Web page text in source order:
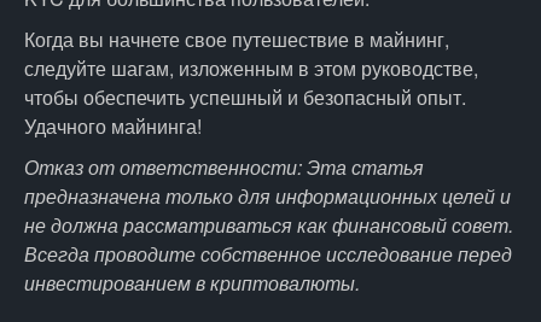
Когда вы начнете свое путешествие в майнинг,
следуйте шагам, изложенным в этом руководстве,
чтобы обеспечить успешный и безопасный опыт.
Удачного майнинга!
Отказ от ответственности: Эта статья
предназначена только для информационных целей и
не должна рассматриваться как финансовый совет.
Всегда проводите собственное исследование перед
инвестированием в криптовалюты.